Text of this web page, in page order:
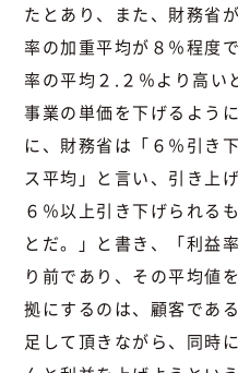
たとあり、また、財務省
率の加重平均が８％程度
率の平均２.２％より高い
事業の単価を下げるよう
に、財務省は「６％引き
ス平均」と言い、引き上
６％以上引き下げられる
とだ。」と書き、「利益
り前であり、その平均値
拠にするのは、顧客であ
足して頂きながら、同時